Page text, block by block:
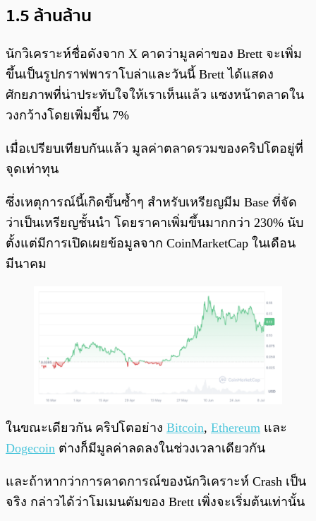
1.5 ล้านล้าน
นักวิเคราะห์ชื่อดังจาก X คาดว่ามูลค่าของ Brett จะเพิ่ม
ขึ้นเป็นรูปกราฟพาราโบล่าและวันนี้ Brett ได้แสดง
ศักยภาพที่น่าประทับใจให้เราเห็นแล้ว แซงหน้าตลาดใน
วงกว้างโดยเพิ่มขึ้น 7%
เมื่อเปรียบเทียบกันแล้ว มูลค่าตลาดรวมของคริปโตอยู่ที่
จุดเท่าทุน
ซึ่งเหตุการณ์นี้เกิดขึ้นซ้ำๆ สำหรับเหรียญมีม Base ที่จัด
ว่าเป็นเหรียญชั้นนำ โดยราคาเพิ่มขึ้นมากกว่า 230% นับ
ตั้งแต่มีการเปิดเผยข้อมูลจาก CoinMarketCap ในเดือน
มีนาคม
ในขณะเดียวกัน คริปโตอย่าง Bitcoin, Ethereum และ
Dogecoin ต่างก็มีมูลค่าลดลงในช่วงเวลาเดียวกัน
และถ้าหากว่าการคาดการณ์ของนักวิเคราะห์ Crash เป็น
จริง กล่าวได้ว่าโมเมนตัมของ Brett เพิ่งจะเริ่มต้นเท่านั้น